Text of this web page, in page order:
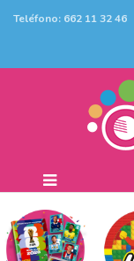
Teléfono: 662 11 32 46